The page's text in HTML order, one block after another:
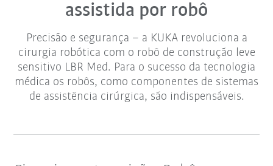
assistida por robô
Precisão e segurança – a KUKA revoluciona a
cirurgia robótica com o robô de construção leve
sensitivo LBR Med. Para o sucesso da tecnologia
médica os robôs, como componentes de sistemas
de assistência cirúrgica, são indispensáveis.